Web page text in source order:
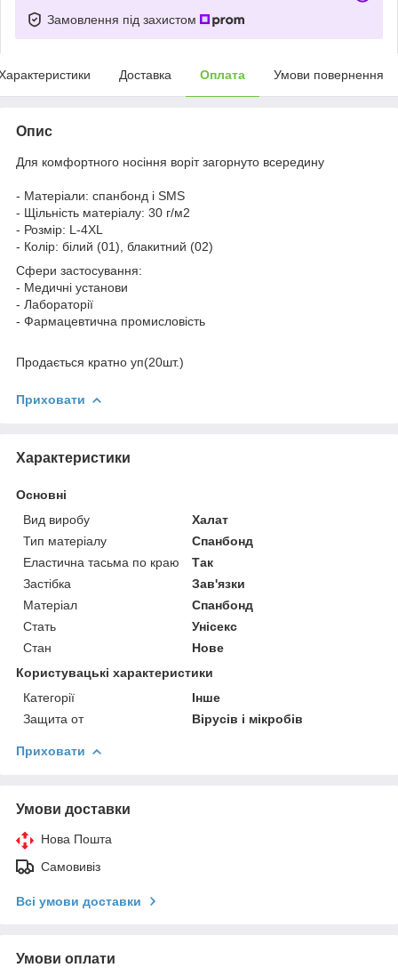
Замовлення під захистом
Доставка Оплата Умови повернення
Опис
Для комфортного носіння воріт загорнуто всередину
- Матеріали: спанбонд і SMS
- Щільність матеріалу: 30 г/м2
- Розмір: L-4XL
- Колір: білий (01), блакитний (02)
Сфери застосування:
- Медичні установи
- Лабораторії
- Фармацевтична промисловість
Продається кратно уп(20шт.)
Приховати
Характеристики
Основні
Вид виробу
Халат
Тип матеріалу
Спанбонд
Еластична тасьма по краю
Так
Застібка
Зав'язки
Матеріал
Спанбонд
Стать
Унісекс
Стан
Нове
Користувацькі характеристики
Категорії
Інше
Защита от
Вірусів і мікробів
Приховати
Умови доставки
Нова Пошта
Самовивіз
Всі умови доставки
Умови оплати